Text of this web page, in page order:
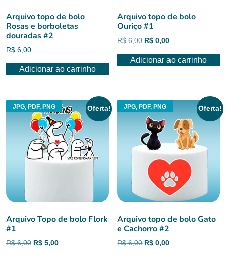
Arquivo topo de bolo
Rosas e borboletas
douradas #2
R$ 6,00
Adicionar ao carrinho
Arquivo topo de bolo
Ouriço #1
R$6,00 O
original
R$ 0,00O
atual
Adicionar ao carrinho
JPG, PDF, PNG Oferta!
Arquivo Topo de bolo Flork
#1
R$6,00 O
R$ 5,00O
JPG, PDF, PNG Oferta!
Arquivo topo de bolo Gato
e Cachorro #2
R$6,00 O
R$ 0,00O